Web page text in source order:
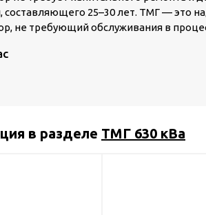
составляющего 25–30 лет. ТМГ — это
не требующий обслуживания в
в разделе ТМГ 630 кВа